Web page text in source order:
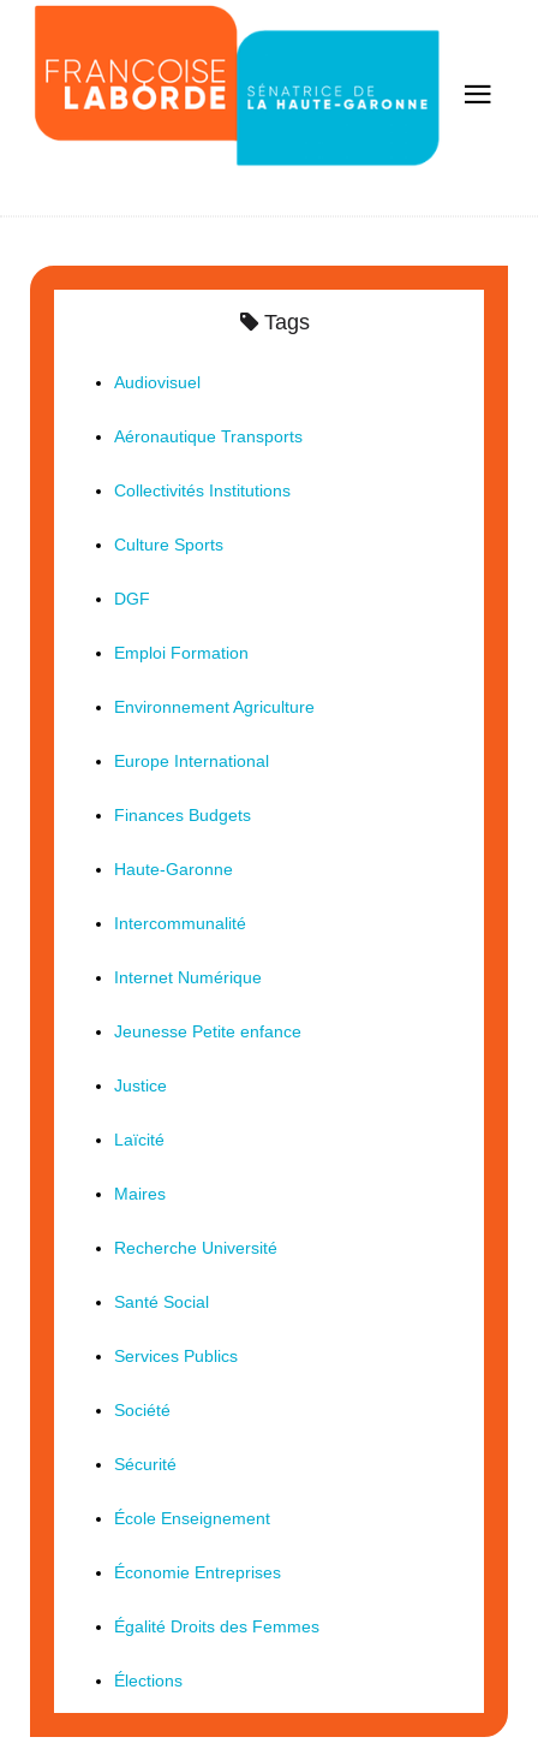
Tags
Audiovisuel
Aéronautique Transports
Collectivités Institutions
Culture Sports
DGF
Emploi Formation
Environnement Agriculture
Europe International
Finances Budgets
Haute-Garonne
Intercommunalité
Internet Numérique
Jeunesse Petite enfance
Justice
Laïcité
Maires
Recherche Université
Santé Social
Services Publics
Société
Sécurité
École Enseignement
Économie Entreprises
Égalité Droits des Femmes
Élections